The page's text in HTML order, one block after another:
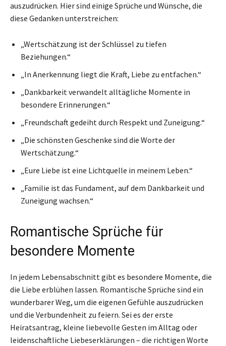
auszudrücken. Hier sind einige Sprüche und Wünsche, die
diese Gedanken unterstreichen:
„Wertschätzung ist der Schlüssel zu tiefen
Beziehungen.“
„In Anerkennung liegt die Kraft, Liebe zu entfachen.“
„Dankbarkeit verwandelt alltägliche Momente in
besondere Erinnerungen.“
„Freundschaft gedeiht durch Respekt und Zuneigung.“
„Die schönsten Geschenke sind die Worte der
Wertschätzung.“
„Eure Liebe ist eine Lichtquelle in meinem Leben.“
„Familie ist das Fundament, auf dem Dankbarkeit und
Zuneigung wachsen.“
Romantische Sprüche für
besondere Momente
In jedem Lebensabschnitt gibt es besondere Momente, die
die Liebe erblühen lassen. Romantische Sprüche sind ein
wunderbarer Weg, um die eigenen Gefühle auszudrücken
und die Verbundenheit zu feiern. Sei es der erste
Heiratsantrag, kleine liebevolle Gesten im Alltag oder
leidenschaftliche Liebeserklärungen – die richtigen Worte